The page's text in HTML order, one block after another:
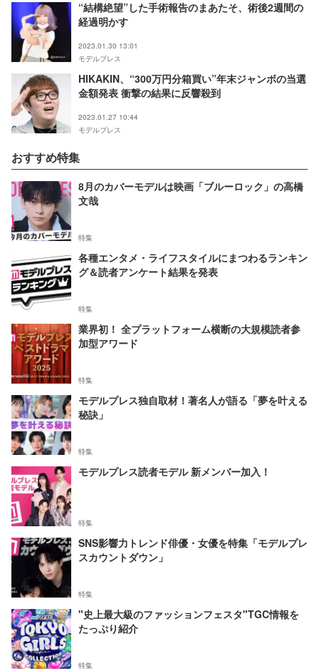
“結構絶望”した手術報告のまあたそ、術後2週間の
経過明かす
2023.01.30 13:01
モデルプレス
HIKAKIN、“300万円分箱買い”年末ジャンボの当選
金額発表 衝撃の結果に反響殺到
2023.01.27 10:44
モデルプレス
おすすめ特集
8月のカバーモデルは映画「ブルーロック」の高橋
文哉
特集
各種エンタメ・ライフスタイルにまつわるランキン
グ＆読者アンケート結果を発表
特集
業界初！ 全プラットフォーム横断の大規模読者参
加型アワード
特集
モデルプレス独自取材！著名人が語る「夢を叶える
秘訣」
特集
モデルプレス読者モデル 新メンバー加入！
特集
SNS影響力トレンド俳優・女優を特集「モデルプレ
スカウントダウン」
特集
"史上最大級のファッションフェスタ"TGC情報を
たっぷり紹介
特集